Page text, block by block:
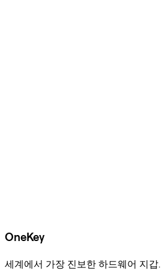
OneKey
세계에서 가장 진보한 하드웨어 지갑.